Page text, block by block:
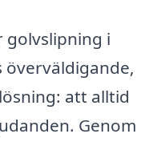
i
överväldigande,
att alltid
Genom